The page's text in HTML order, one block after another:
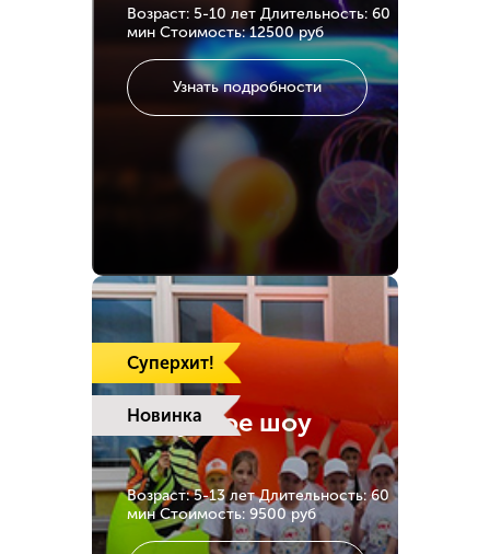
Возраст: 5-10 лет Длительность: 60
мин Стоимость: 12500 руб
Узнать подробности
Суперхит!
Новинка
Надувное шоу
Возраст: 5-13 летДлительность: 60
минСтоимость: 9500 руб